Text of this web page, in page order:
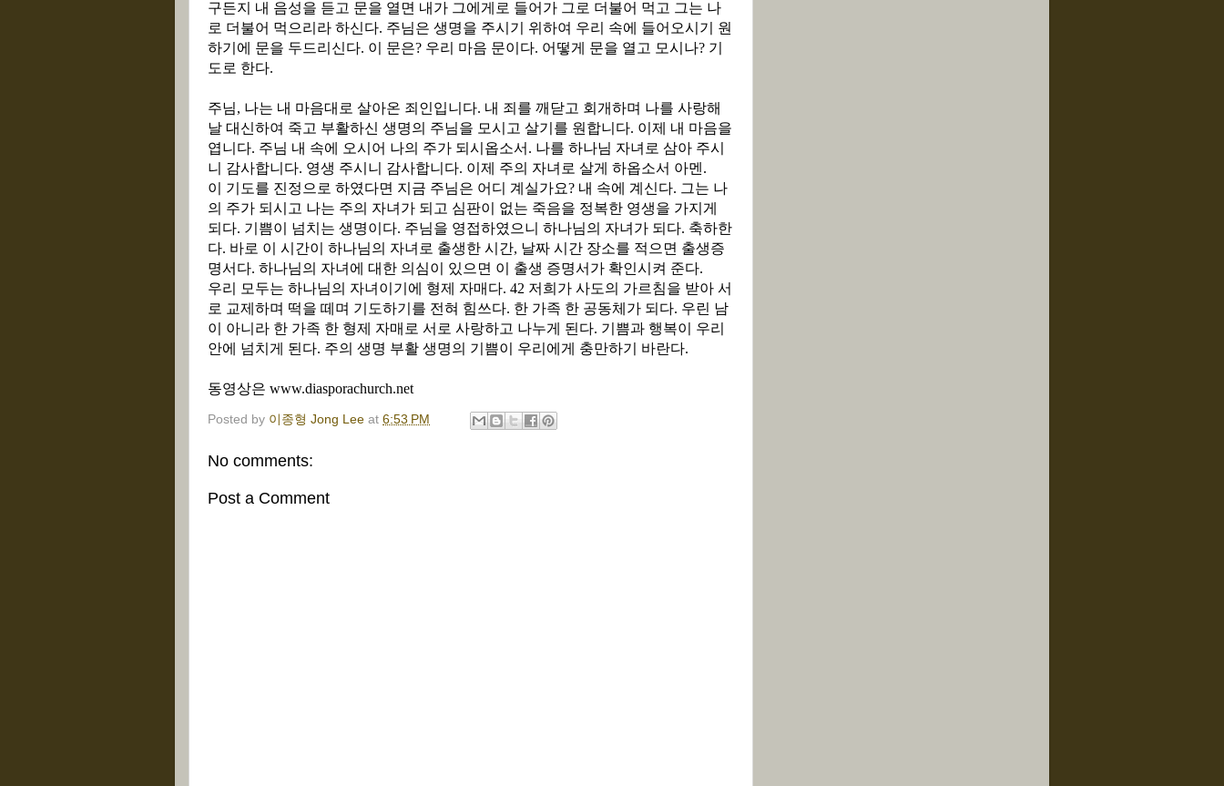
구든지 내 음성을 듣고 문을 열면 내가 그에게로 들어가 그로 더불어 먹고 그는 나
로 더불어 먹으리라 하신다. 주님은 생명을 주시기 위하여 우리 속에 들어오시기 원
하기에 문을 두드리신다. 이 문은? 우리 마음 문이다. 어떻게 문을 열고 모시나? 기
도로 한다.
주님, 나는 내 마음대로 살아온 죄인입니다. 내 죄를 깨닫고 회개하며 나를 사랑해
날 대신하여 죽고 부활하신 생명의 주님을 모시고 살기를 원합니다. 이제 내 마음을
엽니다. 주님 내 속에 오시어 나의 주가 되시옵소서 . 나를 하나님 자녀로 삼아 주시
니 감사합니다. 영생 주시니 감사합니다. 이제 주의 자녀로 살게 하옵소서 아멘 .
이 기도를 진정으로 하였다면 지금 주님은 어디 계실가요? 내 속에 계신다. 그는 나
의 주가 되시고 나는 주의 자녀가 되고 심판이 없는 죽음을 정복한 영생을 가지게
되다. 기쁨이 넘치는 생명이다. 주님을 영접하였으니 하나님의 자녀가 되다. 축하한
다. 바로 이 시간이 하나님의 자녀로 출생한 시간, 날짜 시간 장소를 적으면 출생증
명서다. 하나님의 자녀에 대한 의심이 있으면 이 출생 증명서가 확인시켜 준다.
우리 모두는 하나님의 자녀이기에 형제 자매다. 42 저희가 사도의 가르침을 받아 서
로 교제하며 떡을 떼며 기도하기를 전혀 힘쓰다. 한 가족 한 공동체가 되다. 우린 남
이 아니라 한 가족 한 형제 자매로 서로 사랑하고 나누게 된다. 기쁨과 행복이 우리
안에 넘치게 된다. 주의 생명 부활 생명의 기쁨이 우리에게 충만하기 바란다.
동영상은 www.diasporachurch.net
Posted by 이종형 Jong Lee at 6:53 PM
No comments:
Post a Comment